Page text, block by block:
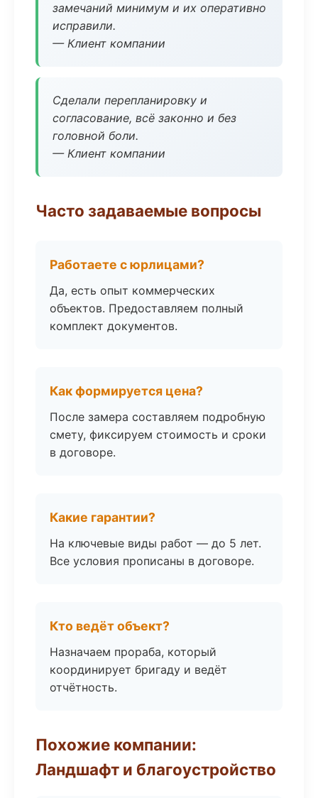
замечаний минимум и их оперативно
исправили.
— Клиент компании
Сделали перепланировку и
согласование, всё законно и без
головной боли.
— Клиент компании
Часто задаваемые вопросы
Работаете с юрлицами?
Да, есть опыт коммерческих
объектов. Предоставляем полный
комплект документов.
Как формируется цена?
После замера составляем подробную
смету, фиксируем стоимость и сроки
в договоре.
Какие гарантии?
На ключевые виды работ — до 5 лет.
Все условия прописаны в договоре.
Кто ведёт объект?
Назначаем прораба, который
координирует бригаду и ведёт
отчётность.
Похожие компании:
Ландшафт и благоустройство